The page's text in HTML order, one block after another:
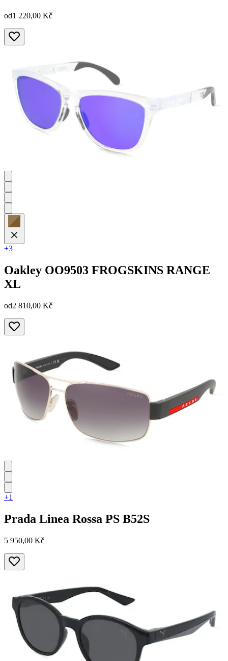
od1 220,00 Kč
+3
Oakley OO9503 FROGSKINS RANGE
XL
od2 810,00 Kč
+1
Prada Linea Rossa PS B52S
5 950,00 Kč